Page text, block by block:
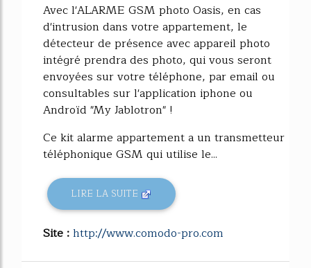
Avec l'ALARME GSM photo Oasis, en cas
d'intrusion dans votre appartement, le
détecteur de présence avec appareil photo
intégré prendra des photo, qui vous seront
envoyées sur votre téléphone, par email ou
consultables sur l'application iphone ou
Androïd "My Jablotron" !
Ce kit alarme appartement a un transmetteur
téléphonique GSM qui utilise le...
LIRE LA SUITE
Site :http://www.comodo-pro.com